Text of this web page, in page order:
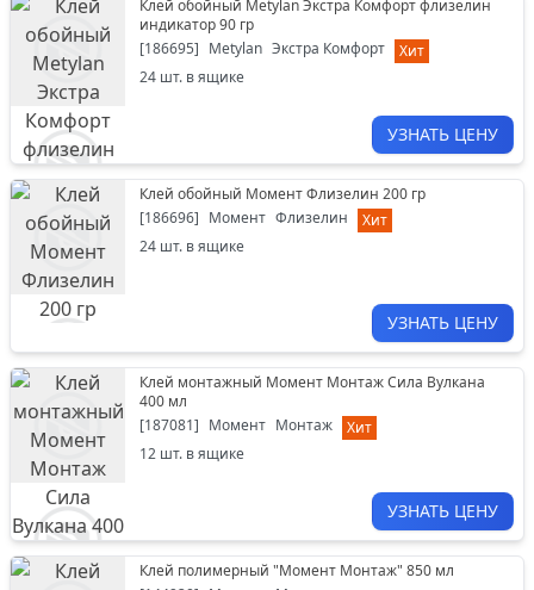
Клей обойный Metylan Экстра Комфорт флизелин
индикатор 90 гр
[186695] Metylan Экстра Комфорт
Хит
24 шт. в ящике
УЗНАТЬ ЦЕНУ
Клей обойный Момент Флизелин 200 гр
[186696] Момент Флизелин
Хит
24 шт. в ящике
УЗНАТЬ ЦЕНУ
Клей монтажный Момент Монтаж Сила Вулкана
400 мл
[187081] Момент Монтаж
Хит
12 шт. в ящике
УЗНАТЬ ЦЕНУ
Клей полимерный "Момент Монтаж" 850 мл